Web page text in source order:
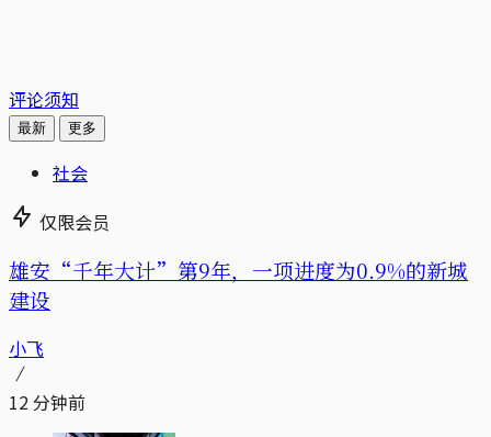
评论须知
最新 更多
社会
仅限会员
雄安“千年大计”第9年，一项进度为0.9%的新城
建设
小飞
12 分钟前